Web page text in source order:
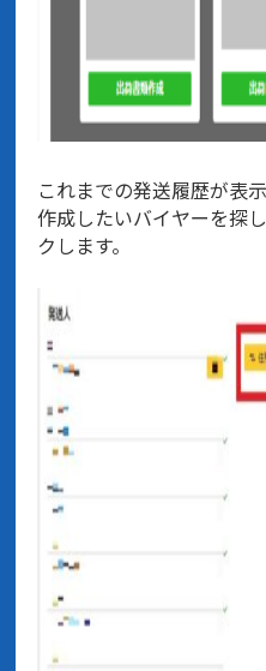
これまでの発送履歴が表
作成したいバイヤーを探
クします。